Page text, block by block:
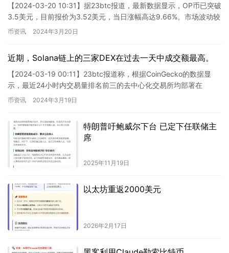
【2024-03-20 10:31】据23btc报道，最新数据显示，OP币已突破
3.5美元，目前报价为3.52美元，当日涨幅高达9.66%。市场波动较
为剧烈，投资者应谨慎操作，做好…
币资讯 2024年3月20日
近期，Solana链上的三家DEX在过去一天中成交额最高。
【2024-03-19 00:11】23btc报道称，根据CoinGecko的数据显
示，最近24小时内交易量排名前三的去中心化交易所均部署在
Solana区块链上，它们分别是Rayd…
币资讯 2024年3月19日
特朗普吁鲍威尔下台 已定下任联储主
席
2025年11月19日
以太坊重返2000美元
2026年2月17日